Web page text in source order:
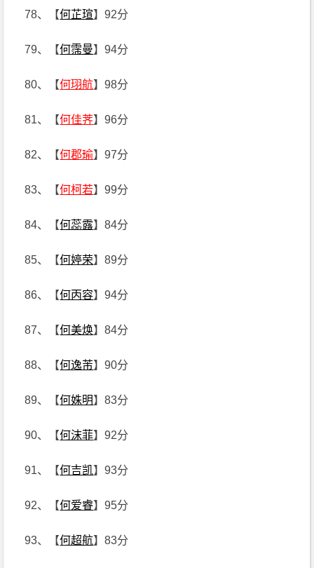
78、【何芷瑄】92分
79、【何霈曼】94分
80、【何珝航】98分
81、【何佳荠】96分
82、【何郡瑜】97分
83、【何柯若】99分
84、【何蕊露】84分
85、【何婷荣】89分
86、【何丙容】94分
87、【何美焕】84分
88、【何逸芾】90分
89、【何姝明】83分
90、【何沫菲】92分
91、【何吉凯】93分
92、【何爱睿】95分
93、【何超航】83分